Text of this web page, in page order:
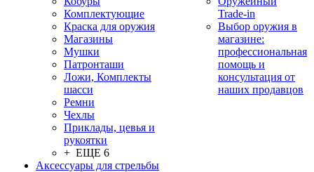
Комплектующие
Краска для оружия
Магазины
Мушки
Патронташи
Ложи, Комплекты
шасси
Ремни
Чехлы
Приклады, цевья и
рукоятки
+ ЕЩЕ 6
Аксессуары для стрельбы
Trade-in
Выбор оружия в
магазине:
профессиональная
помощь и
консультация от
наших продавцов